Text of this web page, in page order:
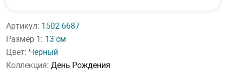
Артикул: 1502-6687
Размер 1: 13 см
Цвет: Черный
Коллекция: День Рождения